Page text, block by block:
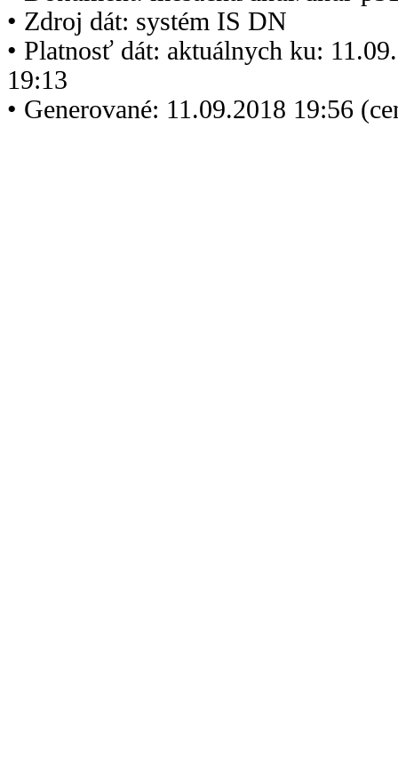
• Zdroj dát: systém IS DN
• Platnosť dát: aktuálnych ku:
19:13
• Generované: 11.09.2018 19:56